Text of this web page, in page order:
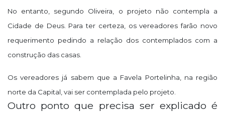
No entanto, segundo Oliveira, o projeto não contempla a
Cidade de Deus. Para ter certeza, os vereadores farão novo
requerimento pedindo a relação dos contemplados com a
construção das casas.
Os vereadores já sabem que a Favela Portelinha, na região
norte da Capital, vai ser contemplada pelo projeto.
Outro ponto que precisa ser explicado é